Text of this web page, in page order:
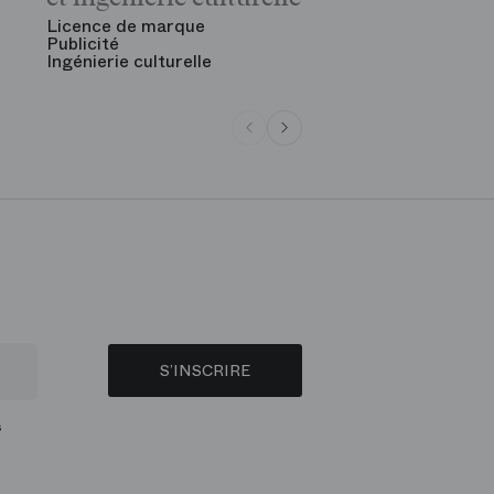
Licence de marque
Publicité
Ingénierie culturelle
S’INSCRIRE